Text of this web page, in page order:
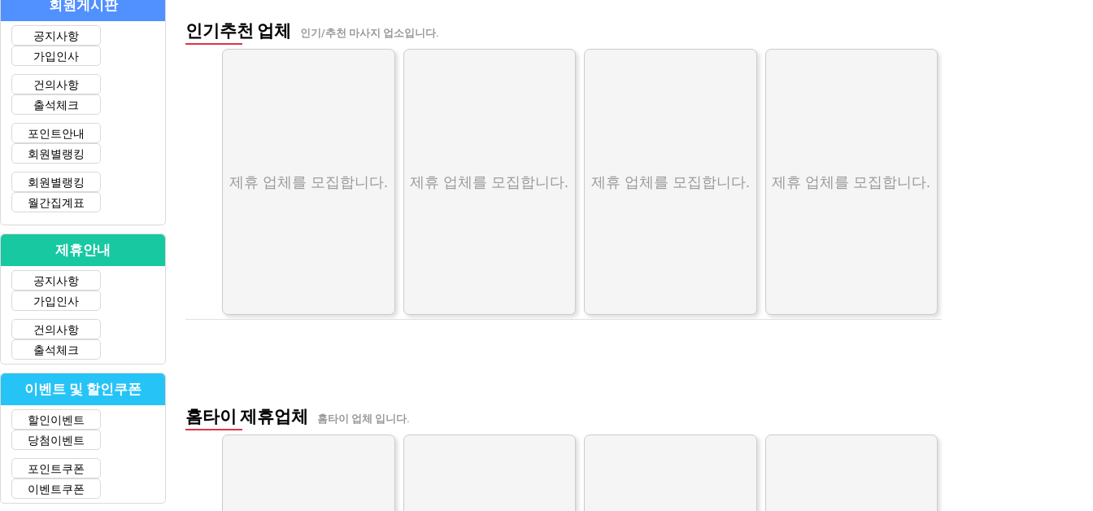
인기추천 업체 인기/추천 마사지 업소입니다.
제휴 업체를 모집합니다. 제휴 업체를 모집합니다. 제휴 업체를 모집합니다. 제휴 업체를 모집합니다.
홈타이 제휴업체 홈타이 업체 입니다.
회원게시판
공지사항
가입인사
건의사항
출석체크
포인트안내
회원별랭킹
회원별랭킹
월간집계표
제휴안내
공지사항
가입인사
건의사항
출석체크
이벤트 및 할인쿠폰
할인이벤트
당첨이벤트
포인트쿠폰
이벤트쿠폰